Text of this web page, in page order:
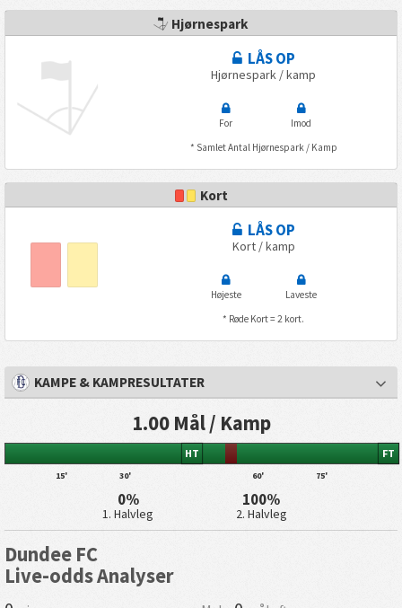
Hjørnespark
LÅS OP
Hjørnespark / kamp
For
Imod
* Samlet Antal Hjørnespark / Kamp
Kort
LÅS OP
Kort / kamp
Højeste
Laveste
* Røde Kort = 2 kort.
KAMPE & KAMPRESULTATER
1.00 Mål / Kamp
15' 30'
HT
60' 75'
FT
0%
1. Halvleg
100%
2. Halvleg
Dundee FC
Live-odds Analyser